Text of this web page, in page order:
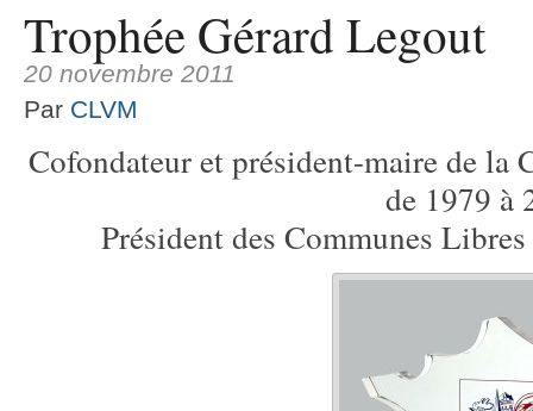
Trophée Gérard Legout
20 novembre 2011
Par CLVM
Cofondateur et président-maire de
de 1979 à
Président des Communes